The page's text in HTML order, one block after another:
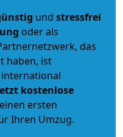
und stressfrei
oder als
das
haben, ist
kostenlose
ersten
Ihren Umzug.